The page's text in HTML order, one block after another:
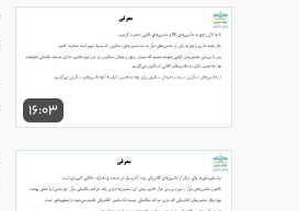
16:03